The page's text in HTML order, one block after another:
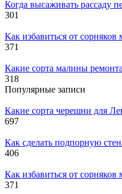
Когда высаживать рассаду
301
Как избавиться от
371
Какие сорта малины
318
Популярные записи
Какие сорта черешни для
697
Как сделать подпорную
406
Как избавиться от
371